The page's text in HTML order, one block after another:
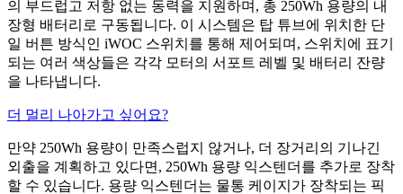
의 부드럽고 저항 없는 동력을 지원하며, 총 250Wh 용량의 내
장형 배터리로 구동됩니다. 이 시스템은 탑 튜브에 위치한 단
일 버튼 방식인 iWOC 스위치를 통해 제어되며, 스위치에 표기
되는 여러 색상들은 각각 모터의 서포트 레벨 및 배터리 잔량
을 나타냅니다.
더 멀리 나아가고 싶어요?
만약 250Wh 용량이 만족스럽지 않거나, 더 장거리의 기나긴
외출을 계획하고 있다면, 250Wh 용량 익스텐더를 추가로 장착
할 수 있습니다. 용량 익스텐더는 물통 케이지가 장착되는 픽